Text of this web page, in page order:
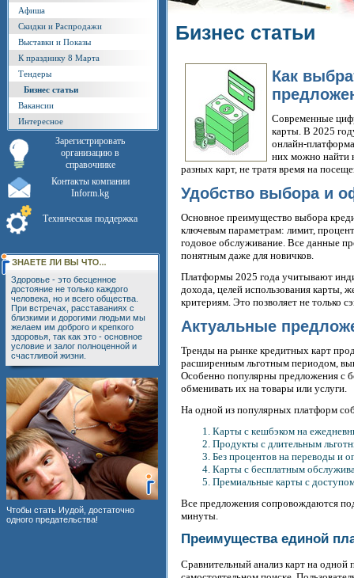
Афиша
Скидки и Распродажи
Выставки и Показы
К празднику 8 Марта
Тендеры
Бизнес статьи
Вакансии
Интересное
Зарегистрировать
организацию в
справочнике
Контакты компании
Inform.kg
Техническая поддержка
Здоровье - это бесценное
достояние не только каждого
человека, но и всего общества.
При встречах, расставаниях с
близкими и дорогими людьми мы
желаем им доброго и крепкого
здоровья, так как это - основное
условие и залог полноценной и
счастливой жизни.
Чтобы стать Иудой, достаточно
одного предательства!
Бизнес статьи
Как
Современные
карты. В 2025
онлайн-
них можно найти
разных карт, не тратя время на
Удобство выбора и
Основное преимущество выбора
ключевым параметрам: лимит,
годовое обслуживание. Все данные
понятным даже для новичков.
Платформы 2025 года учитывают
дохода, целей использования карты,
критериям. Это позволяет не только
Актуальные
Тренды на рынке кредитных карт
расширенным льготным периодом,
Особенно популярны предложения с
обменивать их на товары или услуги.
На одной из популярных платформ
Карты с кешбэком на
Продукты с длительным
Без процентов на переводы и
Карты с бесплатным
Премиальные карты с
Все предложения сопровождаются
минуты.
Преимущества единой
Сравнительный анализ карт на